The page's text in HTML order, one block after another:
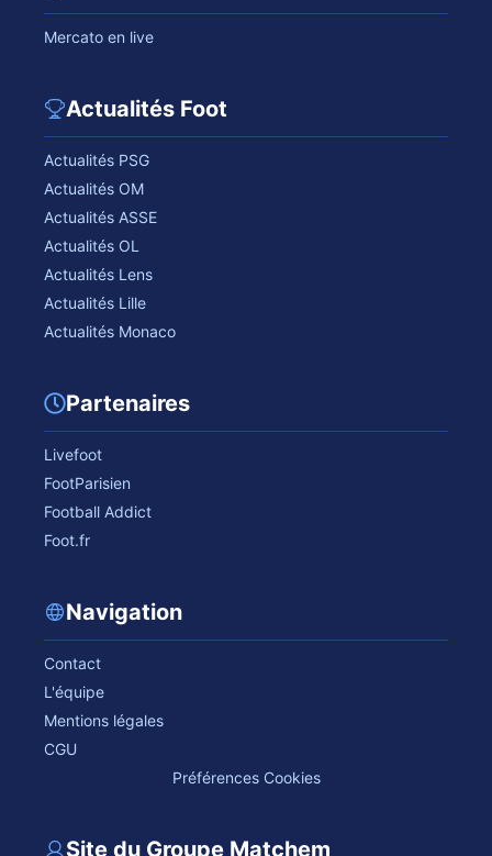
Mercato en live
Actualités Foot
Actualités PSG
Actualités OM
Actualités ASSE
Actualités OL
Actualités Lens
Actualités Lille
Actualités Monaco
Partenaires
Livefoot
FootParisien
Football Addict
Foot.fr
Navigation
Contact
L'équipe
Mentions légales
CGU
Préférences Cookies
Site du Groupe Matchem